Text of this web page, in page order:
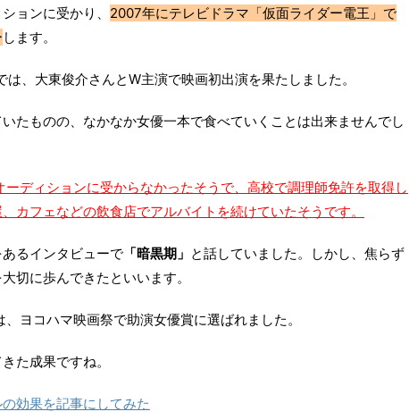
ョンに受かり、 2007年にテレビドラマ「仮面ライダー電王」で
します。
、大東俊介さんとW主演で映画初出演を果たしました。
たものの、なかなか女優一本で食べていくことは出来ませんでし
ディションに受からなかったそうで、高校で調理師免許を取得し
カフェなどの飲食店でアルバイトを続けていたそうです。
るインタビューで 「暗黒期」 と話していました。しかし、焦らず
切に歩んできたといいます。
ヨコハマ映画祭で助演女優賞に選ばれました。
た成果ですね。
効果を記事にしてみた